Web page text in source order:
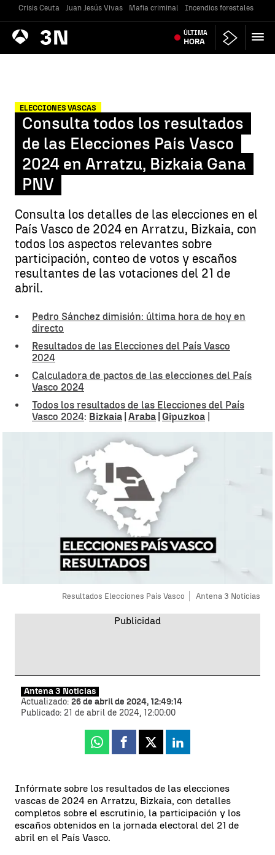
Crisis Ceuta Juan Jesús Vivas Mafia criminal Incendios forestales
Antena
3 Noticias ÚLTIMA
HORA
ELECCIONES VASCAS
Consulta todos los resultados
de las Elecciones País Vasco
2024 en Arratzu, Bizkaia Gana
PNV
Consulta los detalles de las elecciones en el
País Vasco de 2024 en Arratzu, Bizkaia, con
todos los aspectos relevantes sobre
participación, conteo de votos y escaños
resultantes de las votaciones del 21 de
abril.
Pedro Sánchez dimisión: última hora de hoy en
directo
Resultados de las Elecciones del País Vasco
2024
Calculadora de pactos de las elecciones del País
Vasco 2024
Todos los resultados de las Elecciones del País
Vasco 2024: Bizkaia Araba Gipuzkoa
Resultados Elecciones País Vasco Antena 3 Noticias
Antena 3 Noticias
Actualizado: 26 de abril de 2024, 12:49:14
Publicado: 21 de abril de 2024, 12:00:00
Whatsapp
Facebook
X Linkedin
Infórmate sobre los resultados de las elecciones
vascas de 2024 en Arratzu, Bizkaia, con detalles
completos sobre el escrutinio, la participación y los
escaños obtenidos en la jornada electoral del 21 de
abril en el País Vasco.